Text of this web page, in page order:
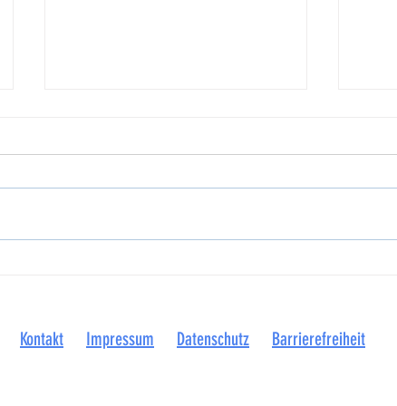
Kontakt Impressum Datenschutz Barrierefreiheit